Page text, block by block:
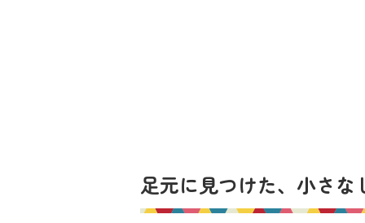
足元に見つけた、小さな